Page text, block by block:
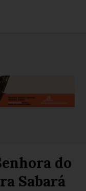
do
Sabará